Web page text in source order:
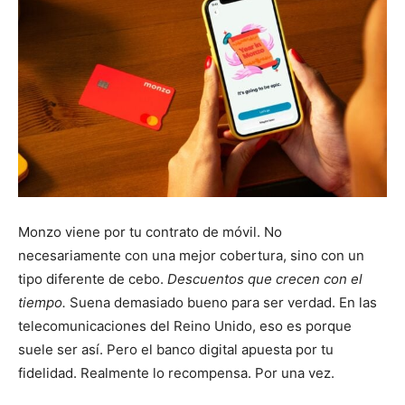
Monzo viene por tu contrato de móvil. No
necesariamente con una mejor cobertura, sino con un
tipo diferente de cebo. Descuentos que crecen con el
tiempo. Suena demasiado bueno para ser verdad. En las
telecomunicaciones del Reino Unido, eso es porque
suele ser así. Pero el banco digital apuesta por tu
fidelidad. Realmente lo recompensa. Por una vez.